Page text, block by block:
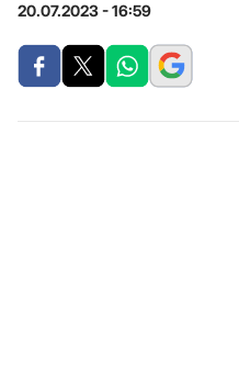
20.07.2023 - 16:59